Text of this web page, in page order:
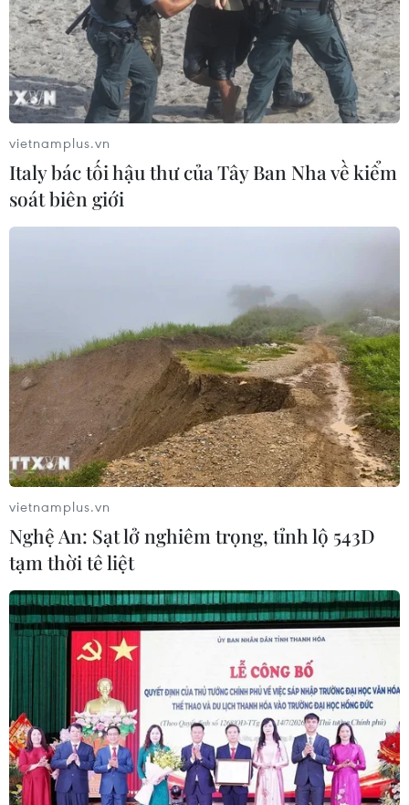
ra quân chào World Cup Nữ 2023 của đội nhà trước Đương
kim Vô địch Mỹ, ngày 22/7/2023. (Ảnh: THX/TTXVN)
Hậu vệ Hoàng Thị Loan (phải) nỗ lực cản đường đi bóng của
tiền đạo Mỹ Trinity Rodman trong trận đấu. (Ảnh: AFP/TTXVN)
Thủ thành Trần Thị Kim Thanh cứu thua cho khung thành Việt
Nam trong một pha lên bóng của tuyển Mỹ. (Ảnh: AFP/TTXVN)
vietnamplus.vn
Italy bác tối hậu thư của Tây Ban Nha về kiểm
soát biên giới
vietnamplus.vn
Nghệ An: Sạt lở nghiêm trọng, tỉnh lộ 543D
tạm thời tê liệt